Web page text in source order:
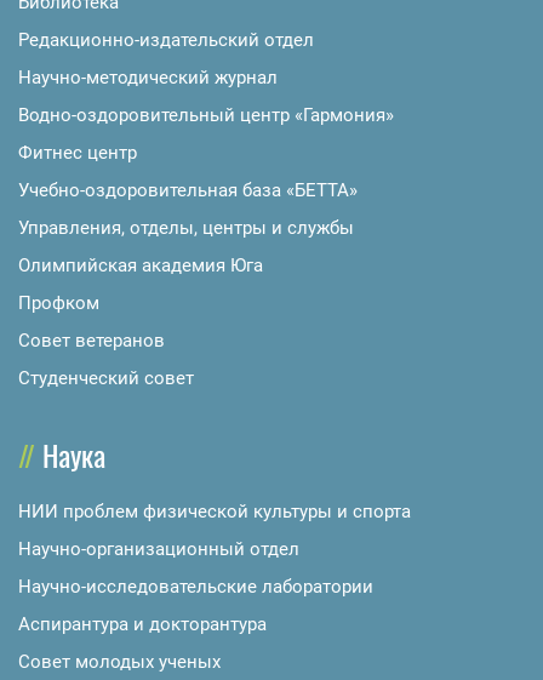
Редакционно-издательский отдел
Научно-методический журнал
Водно-оздоровительный центр «Гармония»
Фитнес центр
Учебно-оздоровительная база «БЕТТА»
Управления, отделы, центры и службы
Олимпийская академия Юга
Профком
Совет ветеранов
Студенческий совет
Наука
НИИ проблем физической культуры и спорта
Научно-организационный отдел
Научно-исследовательские лаборатории
Аспирантура и докторантура
Совет молодых ученых